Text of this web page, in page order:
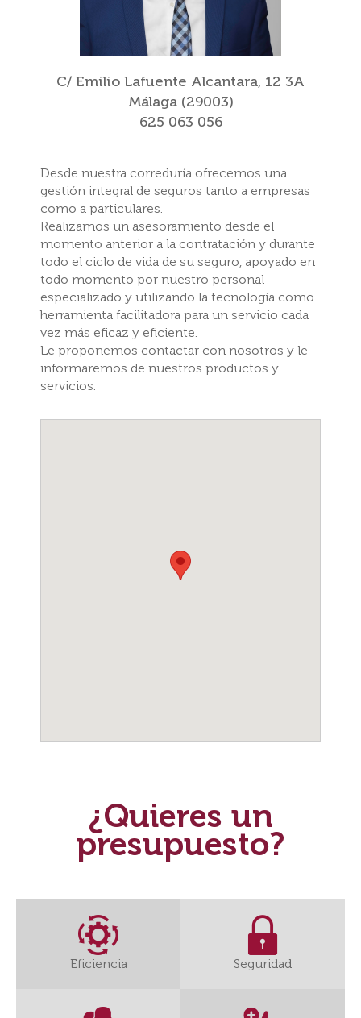
C/ Emilio Lafuente Alcantara, 12 3A
Málaga (29003)
625 063 056
Desde nuestra correduría ofrecemos una
gestión integral de seguros tanto a empresas
como a particulares.
Realizamos un asesoramiento desde el
momento anterior a la contratación y durante
todo el ciclo de vida de su seguro, apoyado en
todo momento por nuestro personal
especializado y utilizando la tecnología como
herramienta facilitadora para un servicio cada
vez más eficaz y eficiente.
Le proponemos contactar con nosotros y le
informaremos de nuestros productos y
servicios.
¿Quieres un
presupuesto?
Eficiencia Seguridad